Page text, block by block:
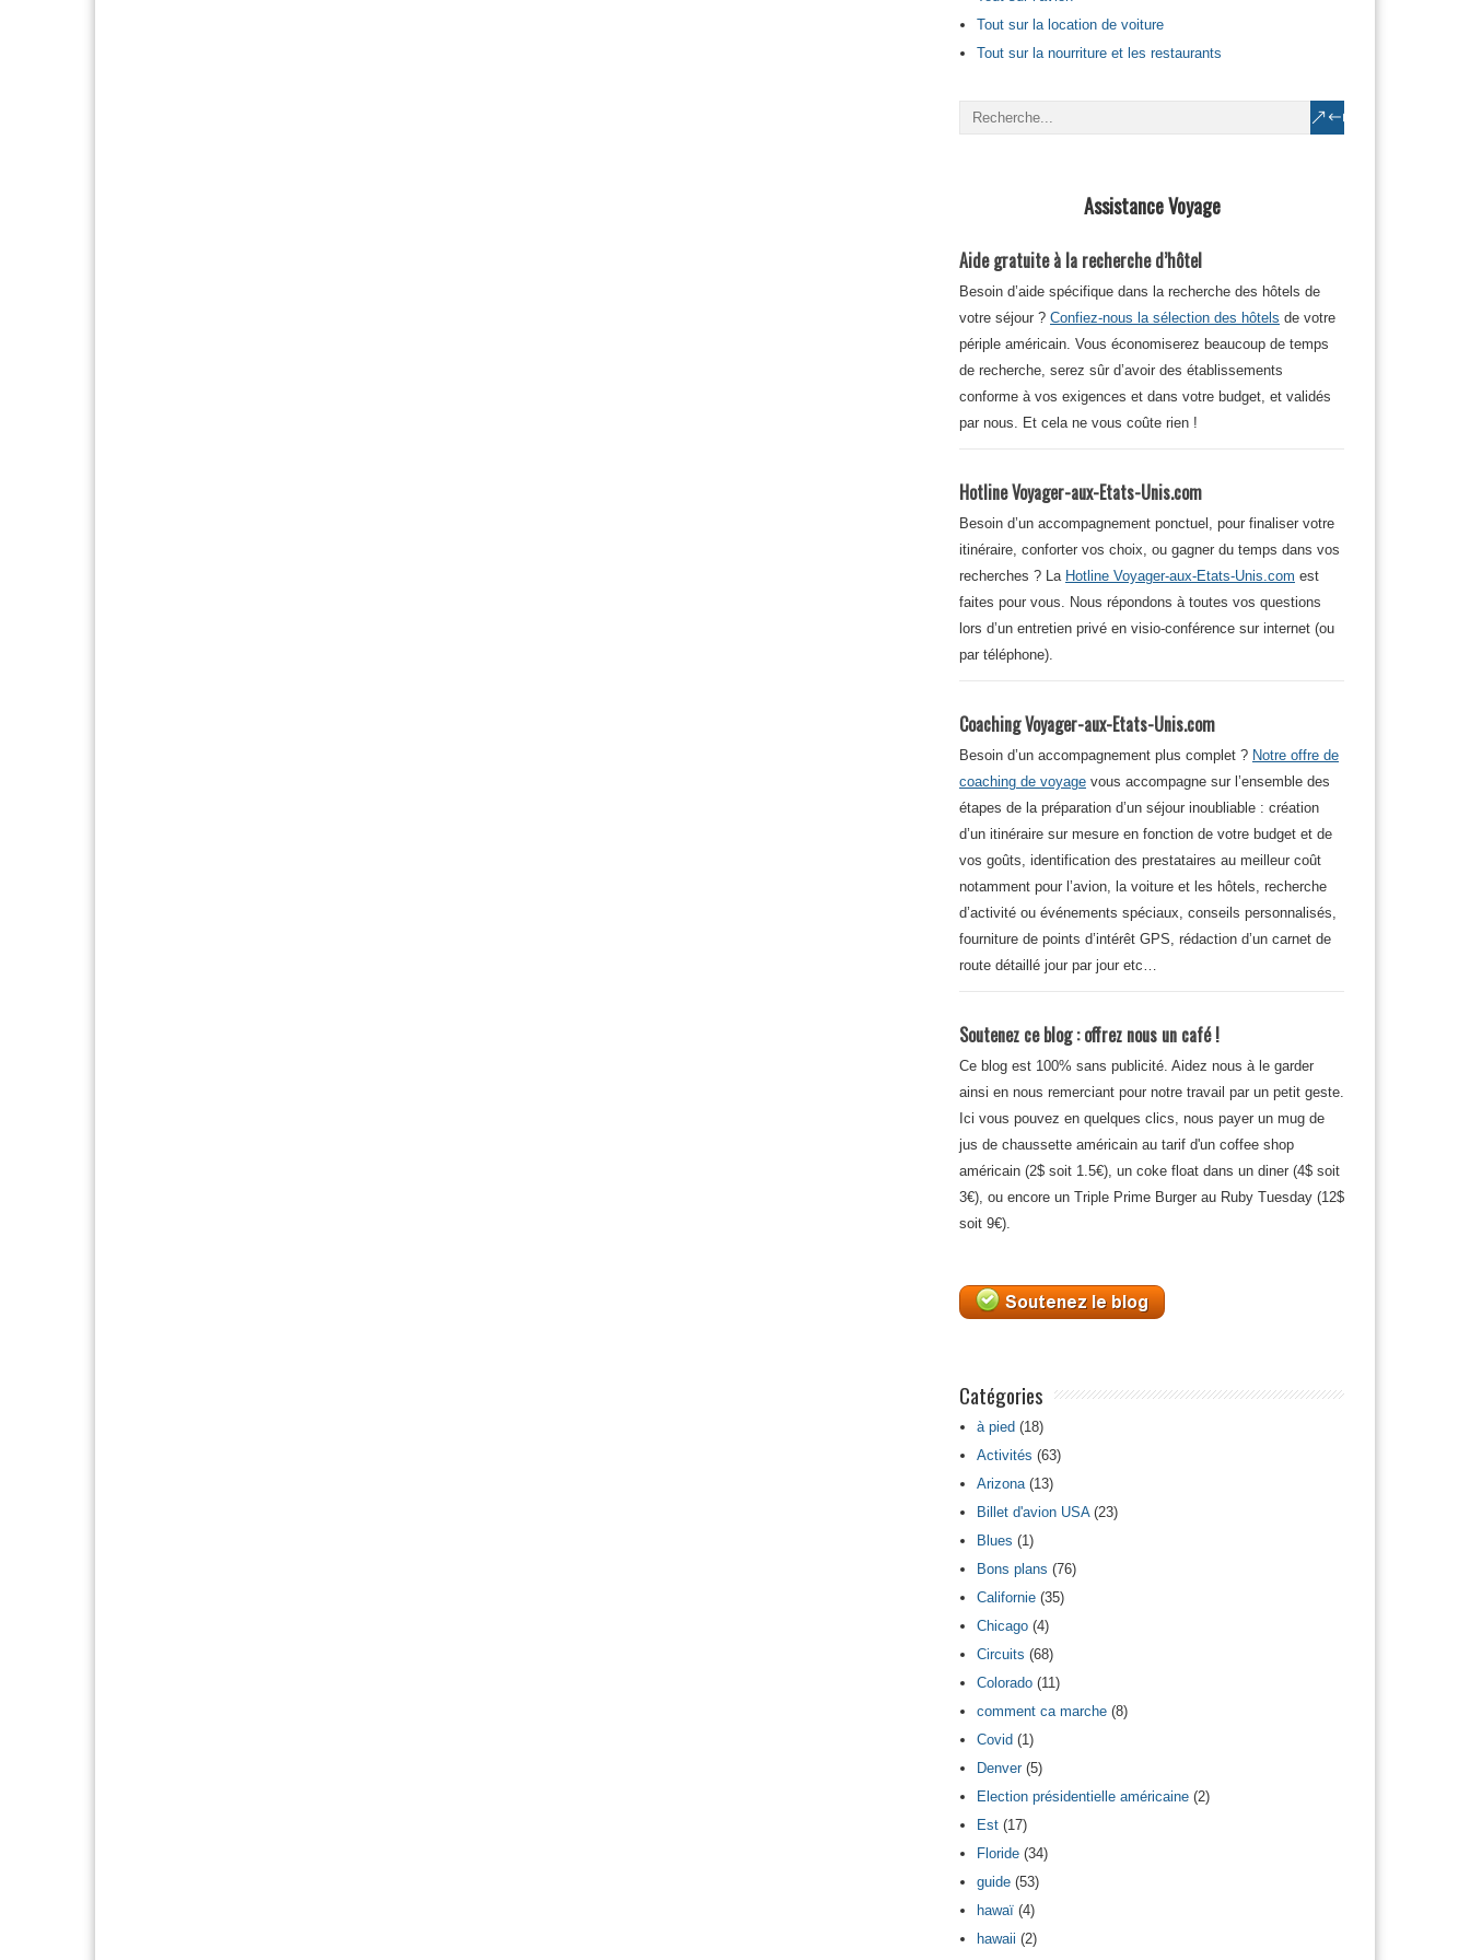
Tout sur la location de voiture
Tout sur la nourriture et les restaurants
Assistance Voyage
Aide gratuite à la recherche d’hôtel
Besoin d’aide spécifique dans la recherche des hôtels de
votre séjour ? Confiez-nous la sélection des hôtels de votre
périple américain. Vous économiserez beaucoup de temps
de recherche, serez sûr d’avoir des établissements
conforme à vos exigences et dans votre budget, et validés
par nous. Et cela ne vous coûte rien !
Hotline Voyager-aux-Etats-Unis.com
Besoin d’un accompagnement ponctuel, pour finaliser votre
itinéraire, conforter vos choix, ou gagner du temps dans vos
recherches ? La Hotline Voyager-aux-Etats-Unis.com est
faites pour vous. Nous répondons à toutes vos questions
lors d’un entretien privé en visio-conférence sur internet (ou
par téléphone).
Coaching Voyager-aux-Etats-Unis.com
Besoin d’un accompagnement plus complet ? Notre offre de
coaching de voyage vous accompagne sur l’ensemble des
étapes de la préparation d’un séjour inoubliable : création
d’un itinéraire sur mesure en fonction de votre budget et de
vos goûts, identification des prestataires au meilleur coût
notamment pour l’avion, la voiture et les hôtels, recherche
d’activité ou événements spéciaux, conseils personnalisés,
fourniture de points d’intérêt GPS, rédaction d’un carnet de
route détaillé jour par jour etc…
Soutenez ce blog : offrez nous un café !
Ce blog est 100% sans publicité. Aidez nous à le garder
ainsi en nous remerciant pour notre travail par un petit geste.
Ici vous pouvez en quelques clics, nous payer un mug de
jus de chaussette américain au tarif d'un coffee shop
américain (2$ soit 1.5€), un coke float dans un diner (4$ soit
3€), ou encore un Triple Prime Burger au Ruby Tuesday (12$
soit 9€).
Catégories
à pied (18)
Activités (63)
Arizona(13)
Billet d'avion USA(23)
Blues (1)
Bons plans (76)
Californie (35)
Chicago (4)
Circuits (68)
Colorado (11)
comment ca marche (8)
Covid (1)
Denver(5)
Election présidentielle américaine (2)
Est (17)
Floride (34)
guide (53)
hawaï (4)
hawaii (2)